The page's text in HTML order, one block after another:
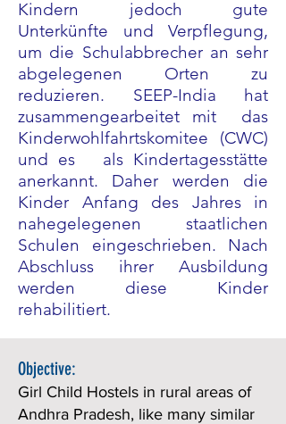
Kindern jedoch gute
Unterkünfte und Verpflegung,
um die Schulabbrecher an sehr
abgelegenen Orten zu
reduzieren. SEEP-India hat
zusammengearbeitet mit
das
Kinderwohlfahrtskomitee
(CWC)
und es
als Kindertagesstätte
anerkannt. Daher werden die
Kinder Anfang des Jahres in
nahegelegenen staatlichen
Schulen eingeschrieben. Nach
Abschluss ihrer Ausbildung
werden diese Kinder
rehabilitiert.
Objective:
Girl Child Hostels in rural areas of
Andhra Pradesh, like many similar